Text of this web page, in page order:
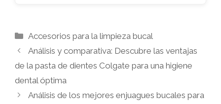
Categorías
Accesorios para la limpieza bucal
Análisis y comparativa: Descubre las ventajas
de la pasta de dientes Colgate para una higiene
dental óptima
Análisis de los mejores enjuagues bucales para